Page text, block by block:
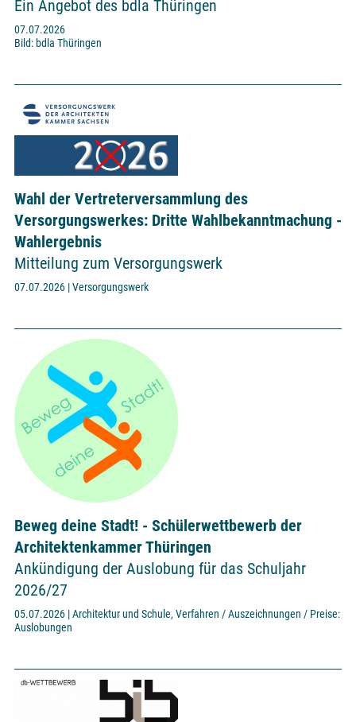
Ein Angebot des bdla Thüringen
07.07.2026
Bild: bdla Thüringen
Wahl der Vertreterversammlung des
Versorgungswerkes: Dritte Wahlbekanntmachung -
Wahlergebnis
Mitteilung zum Versorgungswerk
07.07.2026 | Versorgungswerk
Beweg deine Stadt! - Schülerwettbewerb der
Architektenkammer Thüringen
Ankündigung der Auslobung für das Schuljahr
2026/27
05.07.2026 | Architektur und Schule, Verfahren / Auszeichnungen / Preise:
Auslobungen